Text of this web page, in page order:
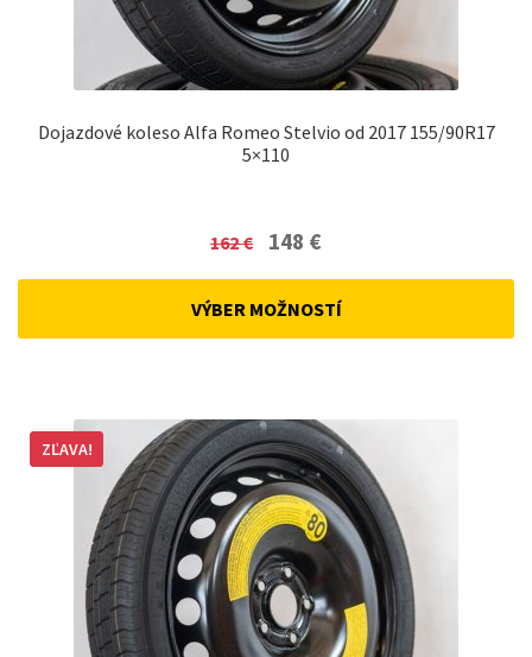
Dojazdové koleso Alfa Romeo Stelvio od 2017 155/90R17
5×110
162€
Original
was:
148 €Current
VÝBER MOŽNOSTÍ
ZĽAVA!